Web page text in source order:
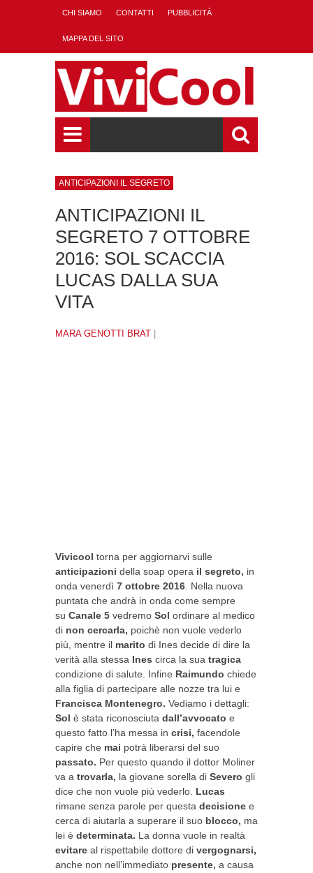
CHI SIAMO CONTATTI PUBBLICITÀ
MAPPA DEL SITO
ANTICIPAZIONI IL SEGRETO
ANTICIPAZIONI IL
SEGRETO 7 OTTOBRE
2016: SOL SCACCIA
LUCAS DALLA SUA
VITA
MARA GENOTTI BRAT
Vivicool torna per aggiornarvi sulle
anticipazioni della soap opera il segreto, in
onda venerdì 7 ottobre 2016 . Nella nuova
puntata che andrà in onda come sempre
su Canale 5 vedremo Sol ordinare al medico
di non cercarla, poichè non vuole vederlo
più, mentre il marito di Ines decide di dire la
verità alla stessa Ines circa la sua tragica
condizione di salute. Infine Raimundo chiede
alla figlia di partecipare alle nozze tra lui e
Francisca Montenegro. Vediamo i dettagli:
Sol è stata riconosciuta dall’avvocato e
questo fatto l’ha messa in crisi, facendole
capire che mai potrà liberarsi del suo
passato. Per questo quando il dottor Moliner
va a trovarla, la giovane sorella di Severo gli
dice che non vuole più vederlo. Lucas
rimane senza parole per questa decisione e
cerca di aiutarla a superare il suo blocco, ma
lei è determinata. La donna vuole in realtà
evitare al rispettabile dottore di vergognarsi,
anche non nell’immediato presente, a causa